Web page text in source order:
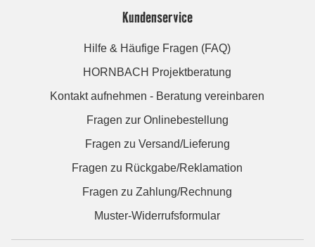
Kundenservice
Hilfe & Häufige Fragen (FAQ)
HORNBACH Projektberatung
Kontakt aufnehmen - Beratung vereinbaren
Fragen zur Onlinebestellung
Fragen zu Versand/Lieferung
Fragen zu Rückgabe/Reklamation
Fragen zu Zahlung/Rechnung
Muster-Widerrufsformular